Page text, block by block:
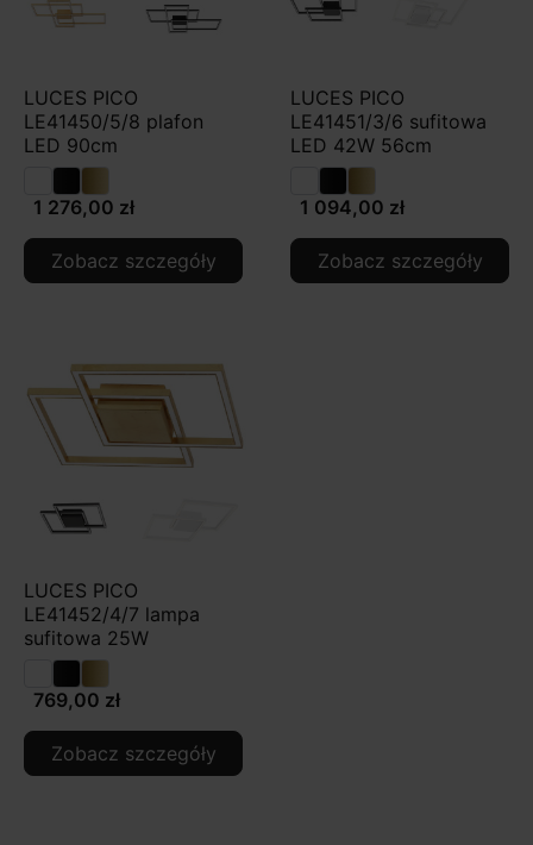
LUCES PICO
LE41450/5/8 plafon
LED 90cm
1 276,00 zł
Zobacz szczegóły
LUCES PICO
LE41451/3/6 sufitowa
LED 42W 56cm
1 094,00 zł
Zobacz szczegóły
LUCES PICO
LE41452/4/7 lampa
sufitowa 25W
769,00 zł
Zobacz szczegóły